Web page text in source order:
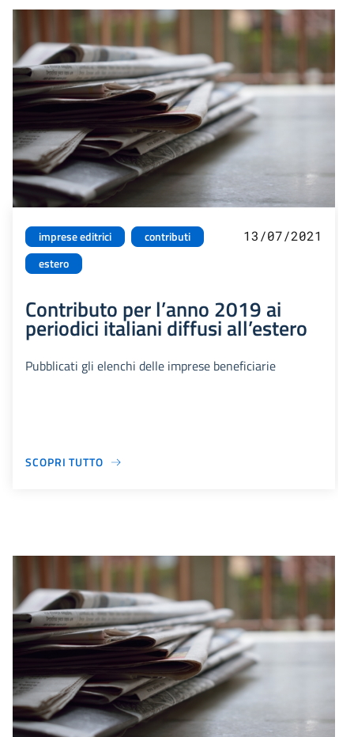
imprese editrici
contributi
estero
13/07/2021
Contributo per l’anno 2019 ai
periodici italiani diffusi all’estero
Pubblicati gli elenchi delle imprese beneficiarie
SCOPRI TUTTO